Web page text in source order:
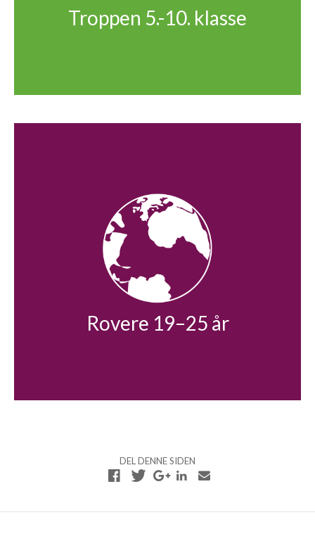
Troppen 5.-10. klasse
Rovere 19–25 år
DEL DENNE SIDEN